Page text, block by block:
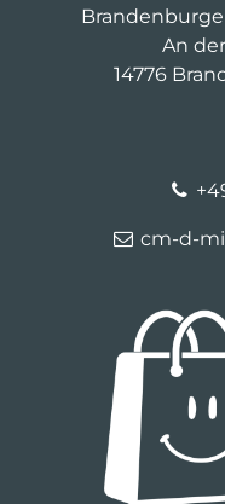
An
14776
cm-d-